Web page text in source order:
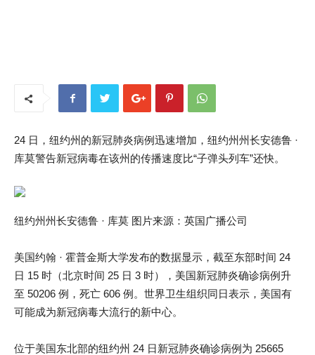
24 日，纽约州的新冠肺炎病例迅速增加，纽约州州长安德鲁 ·
库莫警告新冠病毒在该州的传播速度比“子弹头列车”还快。
纽约州州长安德鲁 · 库莫 图片来源：英国广播公司
美国约翰 · 霍普金斯大学发布的数据显示，截至东部时间 24
日 15 时（北京时间 25 日 3 时），美国新冠肺炎确诊病例升
至 50206 例，死亡 606 例。世界卫生组织同日表示，美国有
可能成为新冠病毒大流行的新中心。
位于美国东北部的纽约州 24 日新冠肺炎确诊病例为 25665